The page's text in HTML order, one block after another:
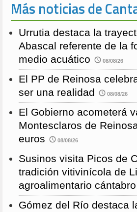
Más noticias de
Urrutia destaca la
Abascal referente de la
medio acuático
08/08/26
El PP de Reinosa
ser una realidad
08/08/26
El Gobierno acometerá
Montesclaros de
euros
08/08/26
Susinos visita Picos de
tradición vitivinícola de
agroalimentario cántabro
Gómez del Río destaca